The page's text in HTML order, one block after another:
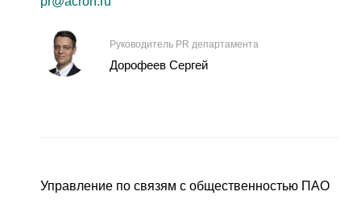
Руководитель PR департамента
Дорофеев Сергей
Управление по связям с общественностью ПАО